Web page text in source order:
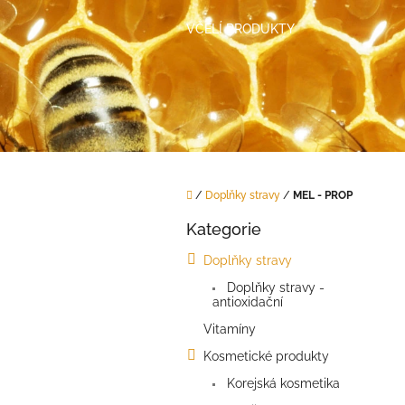
Přejít
na
obsah
VČELÍ PRODUKTY
Domů
/ Doplňky stravy / MEL - PROP
Přeskočit
Kategorie
Doplňky stravy
Doplňky stravy -
antioxidační
Vitamíny
Kosmetické produkty
Korejská kosmetika